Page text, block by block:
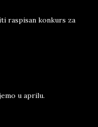
raspisan konkurs za
u aprilu.